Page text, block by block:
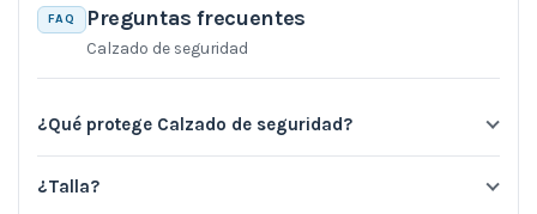
FAQ Preguntas frecuentes
Calzado de seguridad
¿Qué protege Calzado de seguridad?
¿Talla?